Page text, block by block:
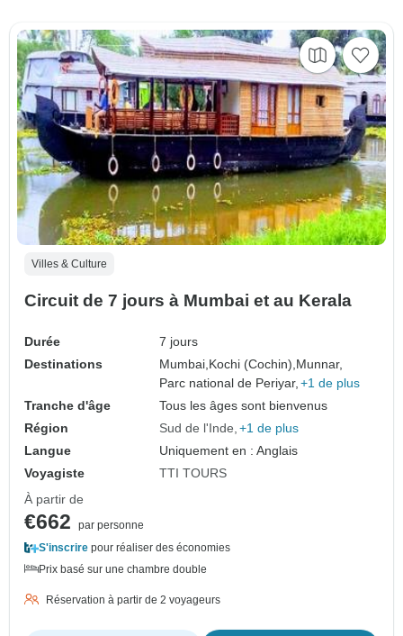
Villes & Culture
Circuit de 7 jours à Mumbai et au Kerala
Durée
7 jours
Destinations
Mumbai,Kochi (Cochin),Munnar,
Parc national de Periyar, +1 de plus
Tranche d'âge
Tous les âges sont bienvenus
Région
Sud de l'Inde +1 de plus
Langue
Uniquement en : Anglais
Voyagiste
TTI TOURS
À partir de
€662
par personne
S'inscrire pour réaliser des économies
Prix basé sur une chambre double
Réservation à partir de 2 voyageurs